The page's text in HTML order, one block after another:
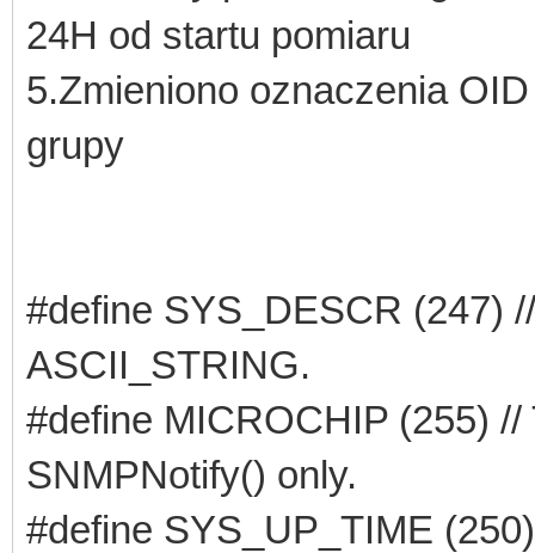
24H od startu pomiaru
5.Zmieniono oznaczenia
grupy
#define SYS_DESCR (247)
ASCII_STRING.
#define MICROCHIP (255)
SNMPNotify() only.
#define SYS_UP_TIME